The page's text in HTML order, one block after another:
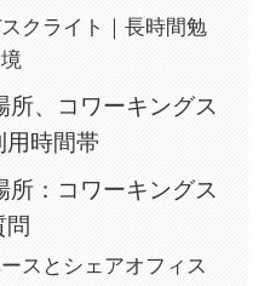
クライト｜長時間勉
所、コワーキングス
用時間帯
所：コワーキングス
問
スとシェアオフィス